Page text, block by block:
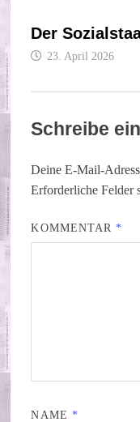
Der
23. April 2026
Schreibe
Deine E-Mail-
Erforderliche Felder
KOMMENTAR *
NAME *